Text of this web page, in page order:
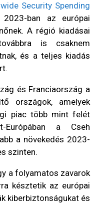
Security Spending
2023-ban az európai
A régió kiadásai
is csaknem
és a teljes kiadás
és Franciaország a
országok, amelyek
piac több mint felét
a Cseh
a növekedés 2023-
szinten.
a folyamatos zavarok
késztetik az európai
kiberbiztonságukat és